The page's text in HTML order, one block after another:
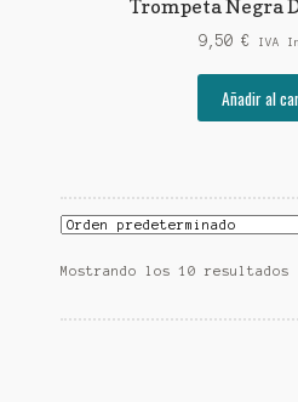
Trompeta Negra
9,50 € IVA
Añadir al
Mostrando los 10 resultados